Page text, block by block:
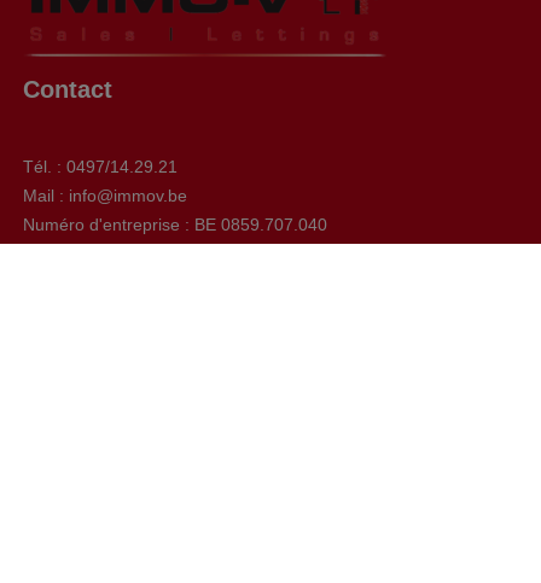
Contact
Tél. : 0497/14.29.21
Mail : info@immov.be
Numéro d'entreprise : BE 0859.707.040